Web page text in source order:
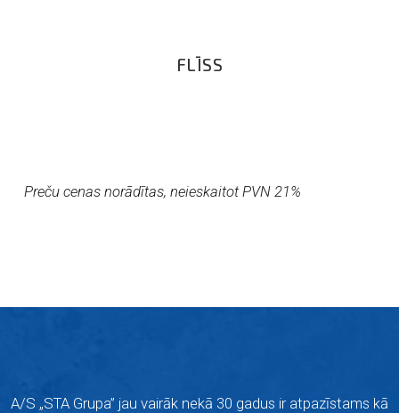
FLĪSS
FLĪSS
Preču cenas norādītas, neieskaitot PVN 21%
A/S „STA Grupa” jau vairāk nekā 30 gadus ir atpazīstams kā